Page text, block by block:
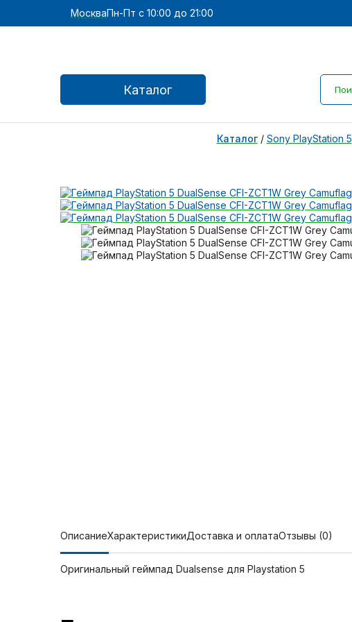
МоскваПн-Пт с 10:00 до 21:00
Каталог
Каталог/ Sony PlayStation 5
ОписаниеХарактеристикиДоставка и оплатаОтзывы (0)
Оригинальный геймпад Dualsense для Playstation 5